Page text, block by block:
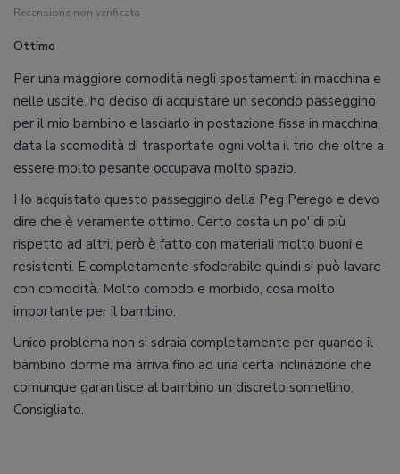
Recensione non verificata
Ottimo
Per una maggiore comodità negli spostamenti in macchina e
nelle uscite, ho deciso di acquistare un secondo passeggino
per il mio bambino e lasciarlo in postazione fissa in macchina,
data la scomodità di trasportate ogni volta il trio che oltre a
essere molto pesante occupava molto spazio.
Ho acquistato questo passeggino della Peg Perego e devo
dire che è veramente ottimo. Certo costa un po' di più
rispetto ad altri, però è fatto con materiali molto buoni e
resistenti. E completamente sfoderabile quindi si può lavare
con comodità. Molto comodo e morbido, cosa molto
importante per il bambino.
Unico problema non si sdraia completamente per quando il
bambino dorme ma arriva fino ad una certa inclinazione che
comunque garantisce al bambino un discreto sonnellino.
Consigliato.